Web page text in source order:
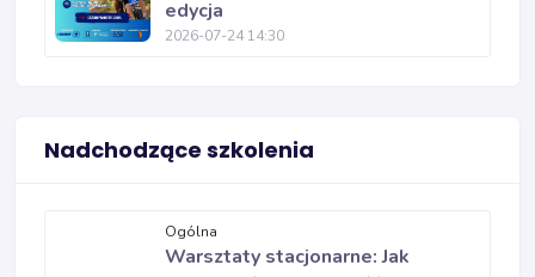
edycja
2026-07-24 14:30
Nadchodzące szkolenia
Ogólna
Warsztaty stacjonarne: Jak